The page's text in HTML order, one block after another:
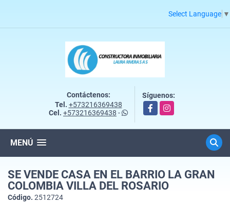
Select Language ▼
Contáctenos:
Tel. +573216369438
Cel. +573216369438 -
Síguenos:
FacebookInstagram
MENÚ
SE VENDE CASA EN EL BARRIO LA GRAN
COLOMBIA VILLA DEL ROSARIO
Código. 2512724